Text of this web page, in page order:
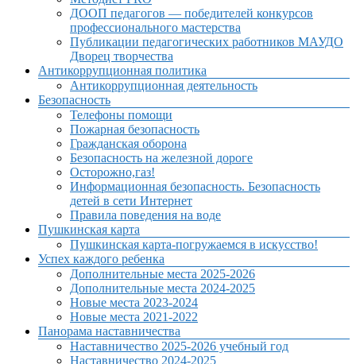
ДООП педагогов — победителей конкурсов
профессионального мастерства
Публикации педагогических работников МАУДО
Дворец творчества
Антикоррупционная политика
Антикоррупционная деятельность
Безопасность
Телефоны помощи
Пожарная безопасность
Гражданская оборона
Безопасность на железной дороге
Осторожно,газ!
Информационная безопасность. Безопасность
детей в сети Интернет
Правила поведения на воде
Пушкинская карта
Пушкинская карта-погружаемся в искусство!
Успех каждого ребенка
Дополнительные места 2025-2026
Дополнительные места 2024-2025
Новые места 2023-2024
Новые места 2021-2022
Панорама наставничества
Наставничество 2025-2026 учебный год
Наставничество 2024-2025